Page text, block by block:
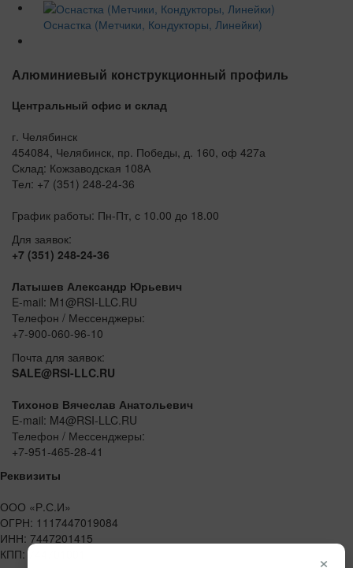
Оснастка (Метчики, Кондукторы, Линейки)
Алюминиевый конструкционный профиль
Центральный офис и склад
г. Челябинск
454084, Челябинск, пр. Победы, д. 160, оф 427а
Склад: Кожзаводская 108А
Тел: +7 (351) 248-24-36
График работы: Пн-Пт, с 10.00 до 18.00
Для заявок:
+7 (351) 248-24-36
Латышев Александр Юрьевич
E-mail: M1@RSI-LLC.RU
Телефон / Мессенджеры:
+7-900-060-96-10
Почта для заявок:
SALE@RSI-LLC.RU
Тихонов Вячеслав Анатольевич
E-mail: M4@RSI-LLC.RU
Телефон / Мессенджеры:
+7-951-465-28-41
Реквизиты
ООО «Р.С.И»
ОГРН: 1117447019084
ИНН: 7447201415
КПП: 744701001
×